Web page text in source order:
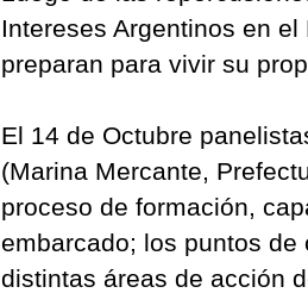
Intereses Argentinos en
preparan para vivir su
El 14 de Octubre
(Marina Mercante,
proceso de formación,
embarcado; los puntos
distintas áreas de acción